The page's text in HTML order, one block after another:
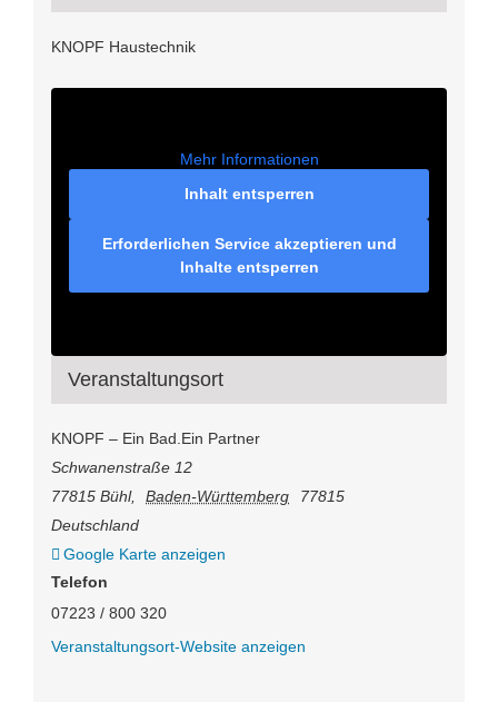
KNOPF Haustechnik
Veranstaltungsort
KNOPF – Ein Bad.Ein Partner
Schwanenstraße 12
77815 Bühl, Baden-Württemberg
77815
Deutschland
Google Karte anzeigen
Telefon
07223 / 800 320
Veranstaltungsort-Website anzeigen
Mehr Informationen
Inhalt entsperren
Erforderlichen Service akzeptieren und
Inhalte entsperren